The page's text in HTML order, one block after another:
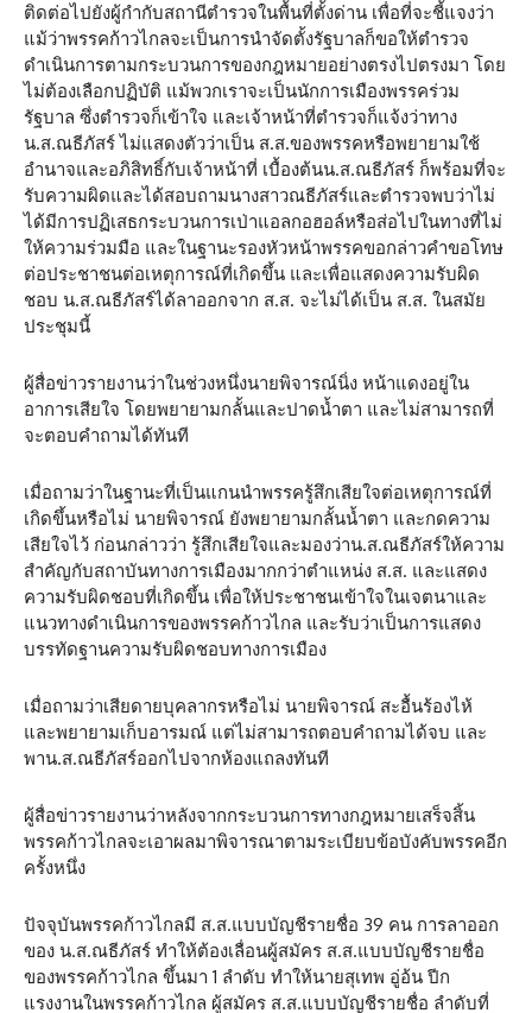
ติดต่อไปยังผู้กำกับสถานีตำรวจในพื้นที่ตั้งด่าน เพื่อที่จะชี้แจงว่า
แม้ว่าพรรคก้าวไกลจะเป็นการนำจัดตั้งรัฐบาลก็ขอให้ตำรวจ
ดำเนินการตามกระบวนการของกฎหมายอย่างตรงไปตรงมา โดย
ไม่ต้องเลือกปฏิบัติ แม้พวกเราจะเป็นนักการเมืองพรรคร่วม
รัฐบาล ซึ่งตำรวจก็เข้าใจ และเจ้าหน้าที่ตำรวจก็แจ้งว่าทาง
น.ส.ณธีภัสร์ ไม่แสดงตัวว่าเป็น ส.ส.ของพรรคหรือพยายามใช้
อำนาจและอภิสิทธิ์กับเจ้าหน้าที่ เบื้องต้นน.ส.ณธีภัสร์ ก็พร้อมที่จะ
รับความผิดและได้สอบถามนางสาวณธีภัสร์และตำรวจพบว่าไม่
ได้มีการปฏิเสธกระบวนการเป่าแอลกอฮอล์หรือส่อไปในทางที่ไม่
ให้ความร่วมมือ และในฐานะรองหัวหน้าพรรคขอกล่าวคำขอโทษ
ต่อประชาชนต่อเหตุการณ์ที่เกิดขึ้น และเพื่อแสดงความรับผิด
ชอบ น.ส.ณธีภัสร์ได้ลาออกจาก ส.ส. จะไม่ได้เป็น ส.ส. ในสมัย
ประชุมนี้
ผู้สื่อข่าวรายงานว่าในช่วงหนึ่งนายพิจารณ์นิ่ง หน้าแดงอยู่ใน
อาการเสียใจ โดยพยายามกลั้นและปาดน้ำตา และไม่สามารถที่
จะตอบคำถามได้ทันที
เมื่อถามว่าในฐานะที่เป็นแกนนำพรรครู้สึกเสียใจต่อเหตุการณ์ที่
เกิดขึ้นหรือไม่ นายพิจารณ์ ยังพยายามกลั้นน้ำตา และกดความ
เสียใจไว้ ก่อนกล่าวว่า รู้สึกเสียใจและมองว่าน.ส.ณธีภัสร์ให้ความ
สำคัญกับสถาบันทางการเมืองมากกว่าตำแหน่ง ส.ส. และแสดง
ความรับผิดชอบที่เกิดขึ้น เพื่อให้ประชาชนเข้าใจในเจตนาและ
แนวทางดำเนินการของพรรคก้าวไกล และรับว่าเป็นการแสดง
บรรทัดฐานความรับผิดชอบทางการเมือง
เมื่อถามว่าเสียดายบุคลากรหรือไม่ นายพิจารณ์ สะอื้นร้องไห้
และพยายามเก็บอารมณ์ แต่ไม่สามารถตอบคำถามได้จบ และ
พาน.ส.ณธีภัสร์ออกไปจากห้องแถลงทันที
ผู้สื่อข่าวรายงานว่าหลังจากกระบวนการทางกฎหมายเสร็จสิ้น
พรรคก้าวไกลจะเอาผลมาพิจารณาตามระเบียบข้อบังคับพรรคอีก
ครั้งหนึ่ง
ปัจจุบันพรรคก้าวไกลมี ส.ส.แบบบัญชีรายชื่อ 39 คน การลาออก
ของ น.ส.ณธีภัสร์ ทำให้ต้องเลื่อนผู้สมัคร ส.ส.แบบบัญชีรายชื่อ
ของพรรคก้าวไกล ขึ้นมา 1 ลำดับ ทำให้นายสุเทพ อู่อ้น ปีก
แรงงานในพรรคก้าวไกล ผู้สมัคร ส.ส.แบบบัญชีรายชื่อ ลำดับที่